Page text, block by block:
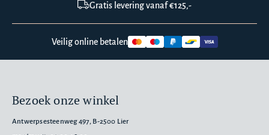
Gratis levering vanaf €125,-
Veilig online betalen
Bezoek onze winkel
Antwerpsesteenweg 497, B-2500 Lier